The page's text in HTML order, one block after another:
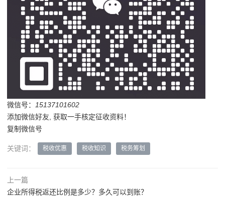
微信号：
15137101602
添加微信好友, 获取一手核定征收资料！
复制微信号
关键词： 税收优惠 税收知识 税务筹划
上一篇
企业所得税返还比例是多少？多久可以到账？